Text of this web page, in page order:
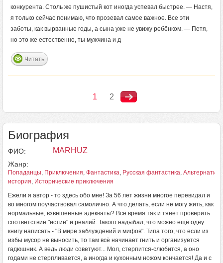
конкурента. Столь же пушистый кот иногда успевал быстрее. — Настя,
я только сейчас понимаю, что прозевал самое важное. Все эти
заботы, как вырванные годы, а сына уже не увижу ребёнком. — Петя,
но это же естественно, ты мужчина и д
Читать
1 2
Биография
ФИО: MARHUZ
Жанр:
Попаданцы, Приключения, Фантастика, Русская фантастика,
история, Исторические приключения
Ежели я автор - то здесь обо мне! За 56 лет жизни многое перевидал и
во многом поучаствовал самолично. А что делать, если не могу жить, как
нормальные, взвешенные адекваты? Всё время так и тянет проверить
соответствие "истин" и реалий. Такого надыбал, что можно ещё одну
книгу написать - "В мире заблуждений и мифов". Типа того, что если из
избы мусор не выносить, то там всё начинает гнить и организуется
гадюшник. А ведь люди советуют... Мол, стерпится-слюбится, а оно
годами не стерпливается, а иногда и кухонным ножом кончается! Да и с